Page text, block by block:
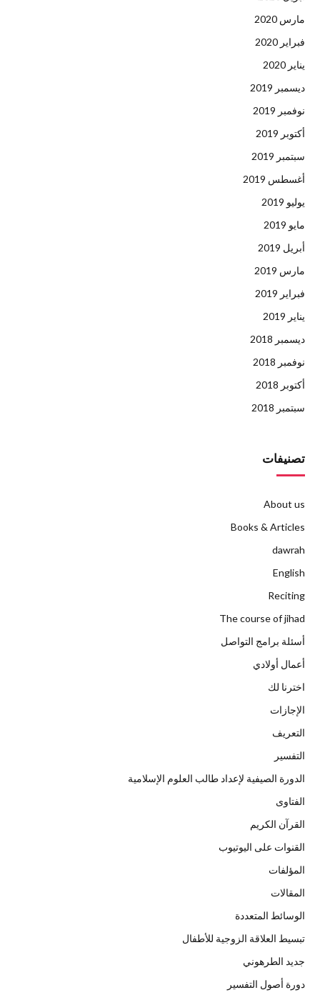
مارس 2020
فبراير 2020
يناير 2020
ديسمبر 2019
نوفمبر 2019
أكتوبر 2019
سبتمبر 2019
أغسطس 2019
يوليو 2019
مايو 2019
أبريل 2019
مارس 2019
فبراير 2019
يناير 2019
ديسمبر 2018
نوفمبر 2018
أكتوبر 2018
سبتمبر 2018
تصنيفات
About us
Books & Articles
dawrah
English
Reciting
The course of jihad
أسئلة برامج التواصل
أعمال أولادي
اخترنا لك
الإجازات
التعريف
التفسير
الدورة الصيفية لإعداد طالب العلوم الإسلامية
الفتاوى
القرآن الكريم
القنوات على اليوتيوب
المؤلفات
المقالات
الوسائط المتعددة
تبسيط العلاقة الزوجية للأطفال
جديد الطرهوني
دورة أصول التفسير